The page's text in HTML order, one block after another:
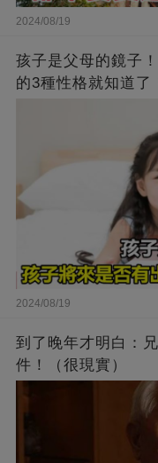
2024/08/19
孩子是父母的鏡子
的3種性格就知道了
2024/08/19
到了晚年才明白：
件！（很現實）